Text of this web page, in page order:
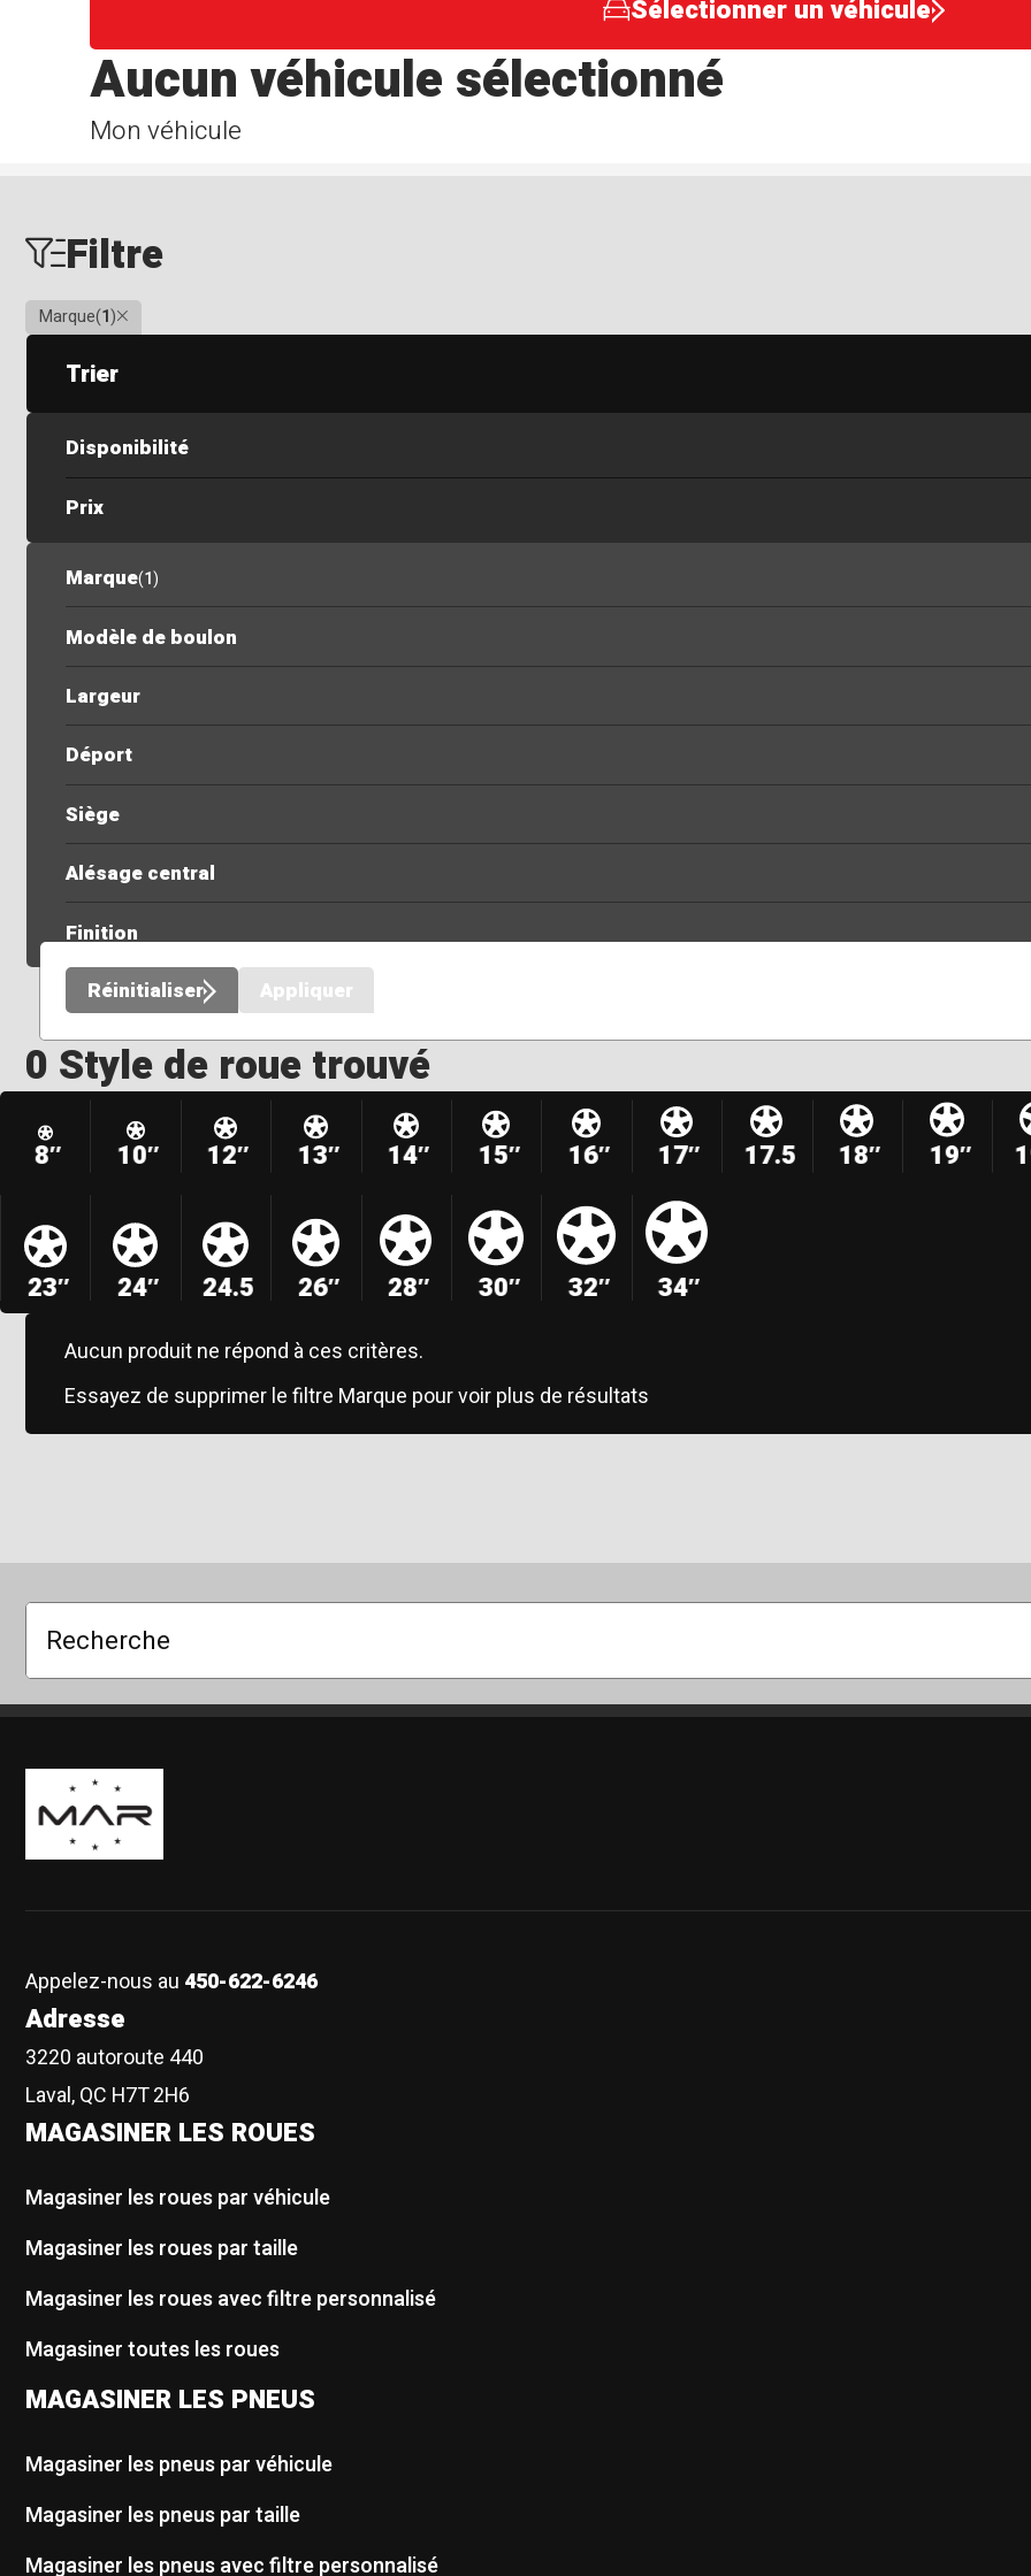
Sélectionner un véhicule
Mon véhicule
Aucun véhicule sélectionné
Filtre
Marque(1)Clair
Trier
Disponibilité
Prix
Marque(1)
Modèle de boulon
Largeur
Déport
Siège
Alésage central
Finition
Réinitialiser Appliquer
0 Style de roue trouvé
8″ 10″ 12″ 13″ 14″ 15″ 16″ 17″ 17.5 18″ 19″
23″ 24″ 24.5 26″ 28″ 30″ 32″ 34″
Aucun produit ne répond à ces critères.
Essayez de supprimer le filtre Marque pour voir plus de résultats
Recherche
Boutique Mags à Rabais
Appelez-nous au 450-622-6246
Adresse
3220 autoroute 440
Laval, QC H7T 2H6
MAGASINER LES ROUES
Magasiner les roues par véhicule
Magasiner les roues par taille
Magasiner les roues avec filtre personnalisé
Magasiner toutes les roues
MAGASINER LES PNEUS
Magasiner les pneus par véhicule
Magasiner les pneus par taille
Magasiner les pneus avec filtre personnalisé